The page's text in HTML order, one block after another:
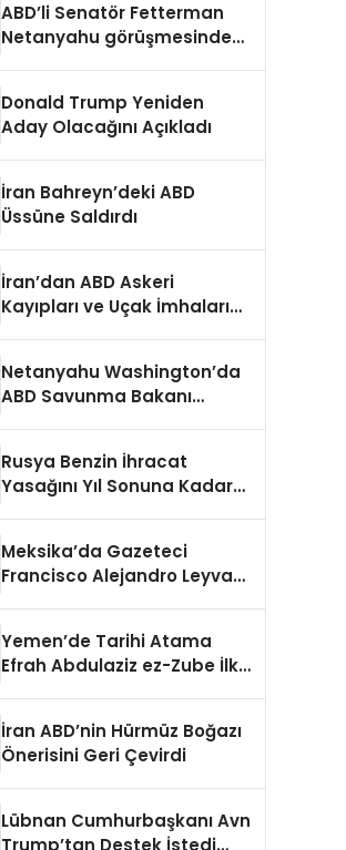
ABD’li Senatör Fetterman
Netanyahu görüşmesinde
Donald Trump Yeniden
Aday Olacağını Açıkladı
İran Bahreyn’deki ABD
Üssüne Saldırdı
İran’dan ABD Askeri
Kayıpları ve Uçak İmhaları
Netanyahu Washington’da
ABD Savunma Bakanı
Rusya Benzin İhracat
Yasağını Yıl Sonuna Kadar
Meksika’da Gazeteci
Francisco Alejandro Leyva
Yemen’de Tarihi Atama
Efrah Abdulaziz ez-Zube İlk
İran ABD’nin Hürmüz Boğazı
Önerisini Geri Çevirdi
Lübnan Cumhurbaşkanı Avn
Trump’tan Destek İstedi